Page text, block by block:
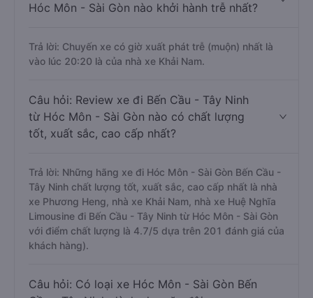
Hóc Môn - Sài Gòn nào khởi hành trễ nhất?
Trả lời: Chuyến xe có giờ xuất phát trễ (muộn) nhất là
vào lúc 20:20 là của nhà xe Khải Nam.
Câu hỏi: Review xe đi Bến Cầu - Tây Ninh
từ Hóc Môn - Sài Gòn nào có chất lượng
tốt, xuất sắc, cao cấp nhất?
Trả lời: Những hãng xe đi Hóc Môn - Sài Gòn Bến Cầu -
Tây Ninh chất lượng tốt, xuất sắc, cao cấp nhất là nhà
xe Phương Heng, nhà xe Khải Nam, nhà xe Huệ Nghĩa
Limousine đi Bến Cầu - Tây Ninh từ Hóc Môn - Sài Gòn
với điểm chất lượng là 4.7/5 dựa trên 201 đánh giá của
khách hàng).
Câu hỏi: Có loại xe Hóc Môn - Sài Gòn Bến